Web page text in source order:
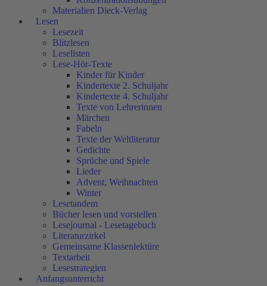
Materialien Dieck-Verlag
Lesen
Lesezeit
Blitzlesen
Leselisten
Lese-Hör-Texte
Kinder für Kinder
Kindertexte 2. Schuljahr
Kindertexte 4. Schuljahr
Texte von Lehrerinnen
Märchen
Fabeln
Texte der Weltliteratur
Gedichte
Sprüche und Spiele
Lieder
Advent, Weihnachten
Winter
Lesetandem
Bücher lesen und vorstellen
Lesejournal - Lesetagebuch
Literaturzirkel
Gemeinsame Klassenlektüre
Textarbeit
Lesestrategien
Anfangsunterricht